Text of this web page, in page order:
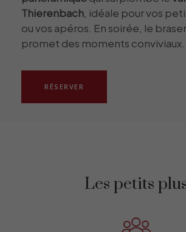
Thierenbach , idéale pour vos
ou vos apéros. En soirée, le
promet des moments conviviaux.
RÉSERVER
Les petits